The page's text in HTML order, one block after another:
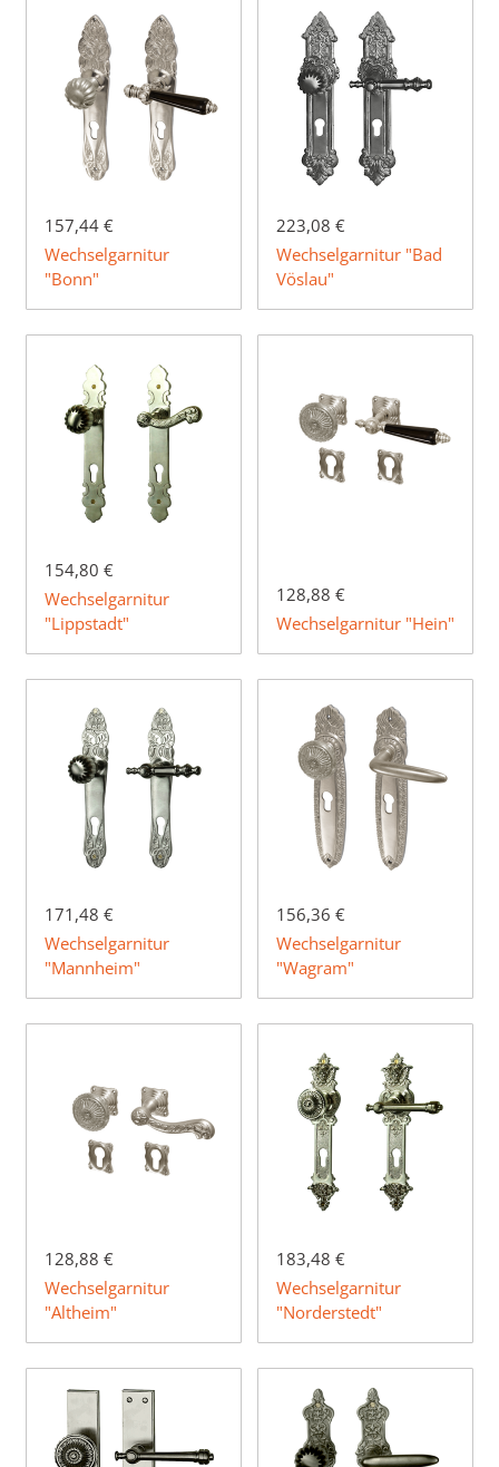
157,44 €
Wechselgarnitur
"Bonn"
223,08 €
Wechselgarnitur "Bad
Vöslau"
154,80 €
Wechselgarnitur
"Lippstadt"
128,88 €
Wechselgarnitur "Hein"
171,48 €
Wechselgarnitur
"Mannheim"
156,36 €
Wechselgarnitur
"Wagram"
128,88 €
Wechselgarnitur
"Altheim"
183,48 €
Wechselgarnitur
"Norderstedt"